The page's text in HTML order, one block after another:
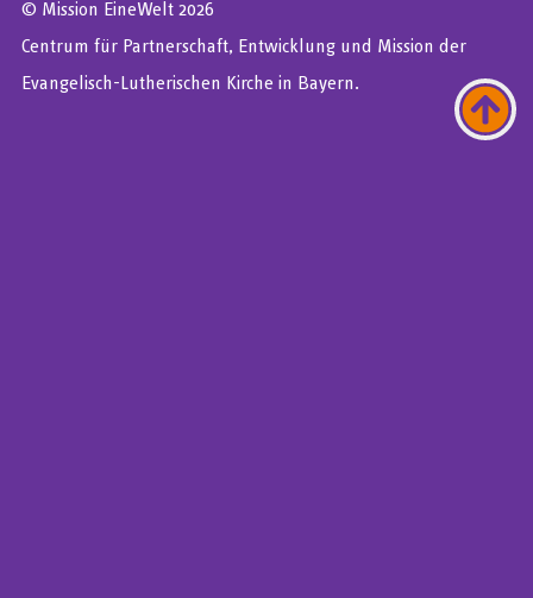
© Mission EineWelt 2026
Centrum für Partnerschaft, Entwicklung und Mission der
Evangelisch-Lutherischen Kirche in Bayern.